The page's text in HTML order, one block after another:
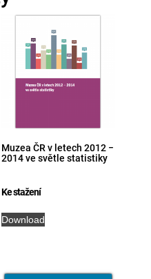
Muzea ČR v letech 2012 −
2014 ve světle statistiky
Ke stažení
Download